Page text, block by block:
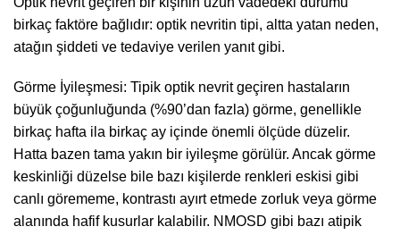
birkaç faktöre bağlıdır: optik nevritin tipi, altta yatan neden,
atağın şiddeti ve tedaviye verilen yanıt gibi.
Görme İyileşmesi: Tipik optik nevrit geçiren hastaların
büyük çoğunluğunda (%90’dan fazla) görme, genellikle
birkaç hafta ila birkaç ay içinde önemli ölçüde düzelir.
Hatta bazen tama yakın bir iyileşme görülür. Ancak görme
keskinliği düzelse bile bazı kişilerde renkleri eskisi gibi
canlı görememe, kontrastı ayırt etmede zorluk veya görme
alanında hafif kusurlar kalabilir. NMOSD gibi bazı atipik